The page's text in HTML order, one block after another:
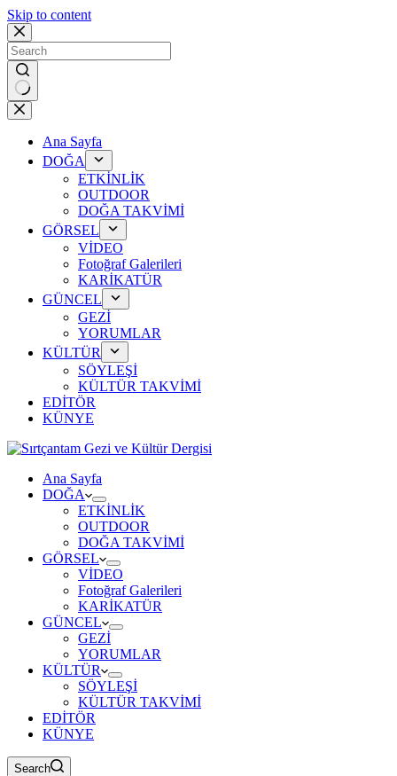
Skip to content
No
results
Ana Sayfa
DOĞA
ETKİNLİK
OUTDOOR
DOĞA TAKVİMİ
GÖRSEL
VİDEO
Fotoğraf Galerileri
KARİKATÜR
GÜNCEL
GEZİ
YORUMLAR
KÜLTÜR
SÖYLEŞİ
KÜLTÜR TAKVİMİ
EDİTÖR
KÜNYE
Ana Sayfa
DOĞA
ETKİNLİK
OUTDOOR
DOĞA TAKVİMİ
GÖRSEL
VİDEO
Fotoğraf Galerileri
KARİKATÜR
GÜNCEL
GEZİ
YORUMLAR
KÜLTÜR
SÖYLEŞİ
KÜLTÜR TAKVİMİ
EDİTÖR
KÜNYE
Search